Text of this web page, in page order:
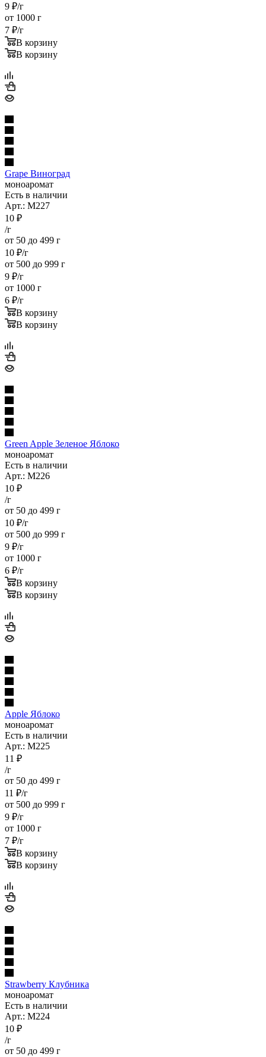
9 ₽/г
от 1000 г
7 ₽/г
В корзину
В корзину
Grape Виноград
моноаромат
Есть в наличии
Арт.: M227
10 ₽
/г
от 50 до 499 г
10 ₽/г
от 500 до 999 г
9 ₽/г
от 1000 г
6 ₽/г
В корзину
В корзину
Green Apple Зеленое Яблоко
моноаромат
Есть в наличии
Арт.: M226
10 ₽
/г
от 50 до 499 г
10 ₽/г
от 500 до 999 г
9 ₽/г
от 1000 г
6 ₽/г
В корзину
В корзину
Apple Яблоко
моноаромат
Есть в наличии
Арт.: M225
11 ₽
/г
от 50 до 499 г
11 ₽/г
от 500 до 999 г
9 ₽/г
от 1000 г
7 ₽/г
В корзину
В корзину
Strawberry Клубника
моноаромат
Есть в наличии
Арт.: M224
10 ₽
/г
от 50 до 499 г